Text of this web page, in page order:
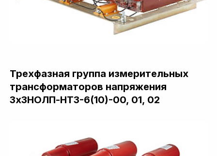
Трехфазная группа измерительных
трансформаторов напряжения
3хЗНОЛП-НТЗ-6(10)-00, 01, 02